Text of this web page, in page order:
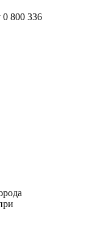
0 800 336